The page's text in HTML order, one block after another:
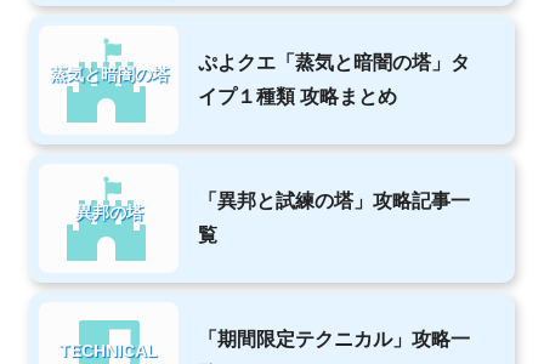
蒸気と暗闇の塔
ぷよクエ「蒸気と暗闇の塔」タ
イプ１種類 攻略まとめ
異邦の塔
「異邦と試練の塔」攻略記事一
覧
TECHNICAL
「期間限定テクニカル」攻略一